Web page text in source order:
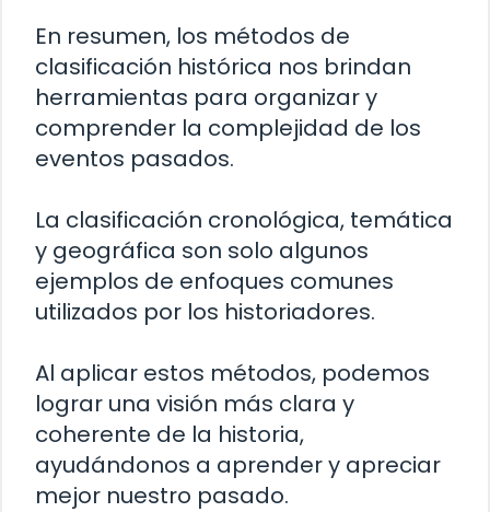
En resumen, los métodos de
clasificación histórica nos brindan
herramientas para organizar y
comprender la complejidad de los
eventos pasados.
La clasificación cronológica, temática
y geográfica son solo algunos
ejemplos de enfoques comunes
utilizados por los historiadores.
Al aplicar estos métodos, podemos
lograr una visión más clara y
coherente de la historia,
ayudándonos a aprender y apreciar
mejor nuestro pasado.